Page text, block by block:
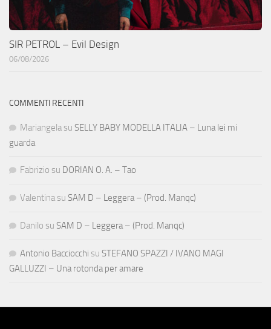
SIR PETROL – Evil Design
06/08/2026
COMMENTI RECENTI
Mariangela su SELLY BABY MODELLA ITALIA – Luna lei mi
guarda
Fabrizio su DORIAN O. A. – Tao
Valentina su SAM D – Leggera – (Prod. Manqc)
Danilo su SAM D – Leggera – (Prod. Manqc)
Antonio Bacciocchi su STEFANO SPAZZI / IVANO MAGI
GALLUZZI – Una rotonda per amare